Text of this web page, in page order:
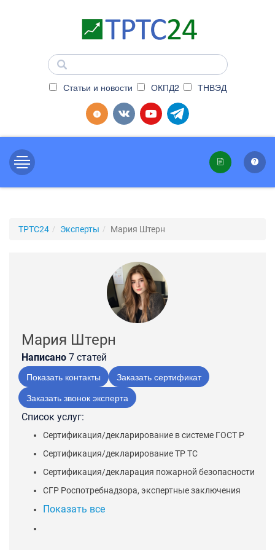
Статьи и новости ОКПД2 ТНВЭД
ТРТС24 Эксперты Мария Штерн
Мария Штерн
Написано 7 статей
Показать контакты
Заказать сертификат
Заказать звонок эксперта
Список услуг:
Сертификация/декларирование в системе ГОСТ Р
Сертификация/декларирование ТР ТС
Сертификация/декларация пожарной безопасности
СГР Роспотребнадзора, экспертные заключения
Показать все